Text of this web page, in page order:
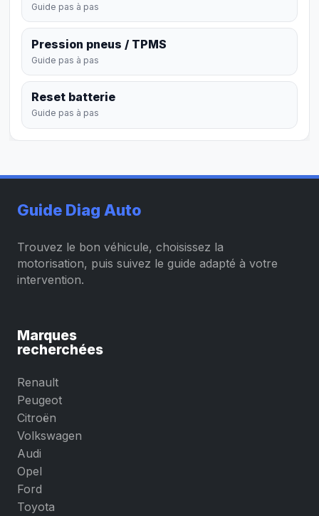
Guide pas à pas
Pression pneus / TPMS
Guide pas à pas
Reset batterie
Guide pas à pas
Guide Diag Auto
Trouvez le bon véhicule, choisissez la
motorisation, puis suivez le guide adapté à votre
intervention.
Marques
recherchées
Renault
Peugeot
Citroën
Volkswagen
Audi
Opel
Ford
Toyota